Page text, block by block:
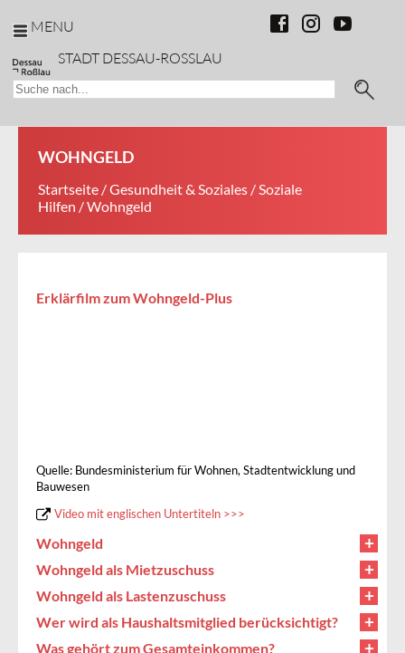
MENU
STADT DESSAU-ROSSLAU
WOHNGELD
Startseite /Gesundheit & Soziales /Soziale
Hilfen / Wohngeld
Erklärfilm zum Wohngeld-Plus
Quelle: Bundesministerium für Wohnen, Stadtentwicklung und
Bauwesen
Video mit englischen Untertiteln >>>
Wohngeld
Wohngeld als Mietzuschuss
Wohngeld als Lastenzuschuss
Wer wird als Haushaltsmitglied berücksichtigt?
Was gehört zum Gesamteinkommen?